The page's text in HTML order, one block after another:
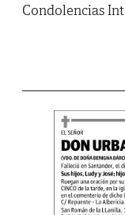
Condolencias